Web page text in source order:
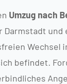
Umzug nach
Darmstadt und
Wechsel
befindet.